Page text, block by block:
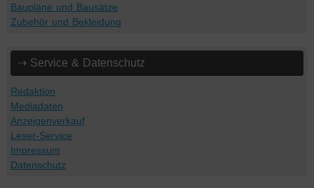
Baupläne und Bausätze
Zubehör und Bekleidung
⇢ Service & Datenschutz
Redaktion
Mediadaten
Anzeigenverkauf
Leser-Service
Impressum
Datenschutz